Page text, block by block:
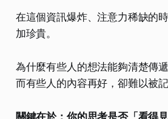
在這個資訊爆炸、注意力稀缺的
加珍貴。
為什麼有些人的想法能夠清楚傳
而有些人的內容再好，卻難以被